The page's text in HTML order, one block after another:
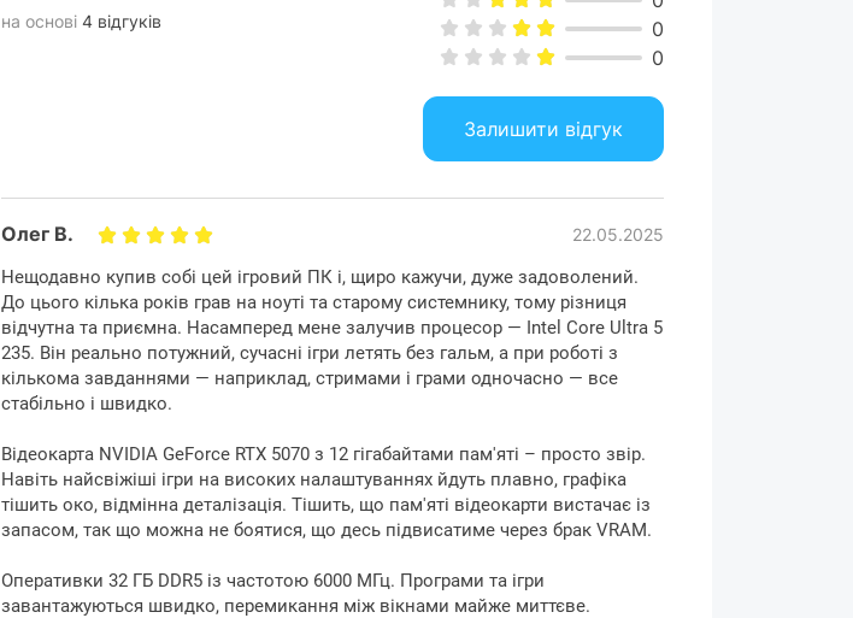
на основі 4 відгуків
0
0
Залишити відгук
Олег В. 22.05.2025
Нещодавно купив собі цей ігровий ПК і, щиро кажучи, дуже задоволений.
До цього кілька років грав на ноуті та старому системнику, тому різниця
відчутна та приємна. Насамперед мене залучив процесор — Intel Core Ultra 5
235. Він реально потужний, сучасні ігри летять без гальм, а при роботі з
кількома завданнями — наприклад, стримами і грами одночасно — все
стабільно і швидко.
Відеокарта NVIDIA GeForce RTX 5070 з 12 гігабайтами пам'яті – просто звір.
Навіть найсвіжіші ігри на високих налаштуваннях йдуть плавно, графіка
тішить око, відмінна деталізація. Тішить, що пам'яті відеокарти вистачає із
запасом, так що можна не боятися, що десь підвисатиме через брак VRAM.
Оперативки 32 ГБ DDR5 із частотою 6000 МГц. Програми та ігри
завантажуються швидко, перемикання між вікнами майже миттєве.